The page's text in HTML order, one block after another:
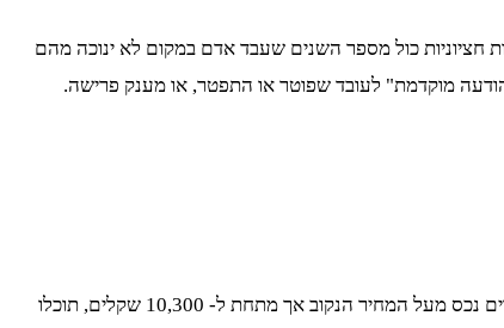
בשוק הישראלי אנחנו זכאים להטבות מס בהתאם לרמת ההכנסה שלנו וגובה השכר. פיצויי פיטורים שלא עולים על 3 משכורות חציוניות כול מספר השנים שעבד אדם במקום לא ינוכה מהם
מוקדמת" לעובד שפוטר או התפטר, או מענק פרישה.
במידה ואתם בעלי נכס, דעו שמס הכנסה לא יגבה ממכם במידה ואתם משכירים את הנכס במחיר חודשי של עד 5,100 שקלים. במידה ואתם משכירים נכס מעל המחיר הנקוב אך מתחת ל- 10,300 שקלים, תוכלו